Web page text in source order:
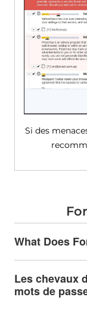
Si des
What Does
Les chevaux
mots de